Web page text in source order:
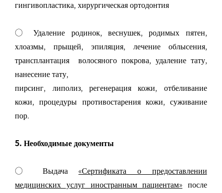
гингивопластика, хирургическая ортодонтия
○ Удаление родинок, веснушек, родимых пятен,
хлоазмы, прыщей, эпиляция, лечение облысения,
трансплантация волосяного покрова, удаление тату,
нанесение тату,
пирсинг, липолиз, регенерация кожи, отбеливание
кожи, процедуры противостарения кожи, суживание
пор.
5. Необходимые документы
○ Выдача«Сертификата о предоставлении
медицинских услуг иностранным пациентам» после